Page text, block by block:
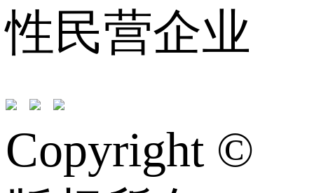
性民营企业
Copyright ©